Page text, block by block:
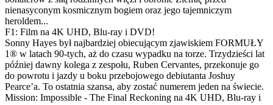
nienasyconym kosmicznym bogiem oraz jego tajemniczym
heroldem...
F1: Film na 4K UHD, Blu-ray i DVD!
Sonny Hayes był najbardziej obiecującym zjawiskiem FORMUŁY
1® w latach 90-tych, aż do czasu wypadku na torze. Trzydzieści lat
później dawny kolega z zespołu, Ruben Cervantes, przekonuje go
do powrotu i jazdy u boku przebojowego debiutanta Joshuy
Pearce’a. To ostatnia szansa, aby zostać numerem jeden na świecie.
Mission: Impossible - The Final Reckoning na 4K UHD, Blu-ray i